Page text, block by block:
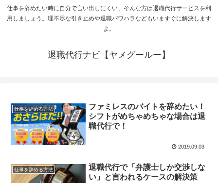
仕事を辞めたい時に自分で言い出しにくい、そんな方は退職代行サービスを利
用しましょう。理不尽な引き止めや退職パワハラなどもいますぐに解決します
よ。
退職代行ナビ【ヤメグールー】
仕事を辞める方法
ファミレスのバイトを辞めたい！
シフトがめちゃめちゃな場合は退
職代行で！
2019.09.03
仕事を辞める方法
退職代行で「弁護士しか交渉しな
い」と言われるケースの解決策